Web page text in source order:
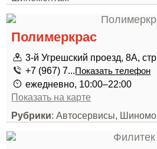
Полимеркрас
3-й Угрешский проезд, 8А,
+7 (967) 7...Показать телефон
ежедневно, 10:00–22:00
Показать на карте
Рубрики: Автосервисы,